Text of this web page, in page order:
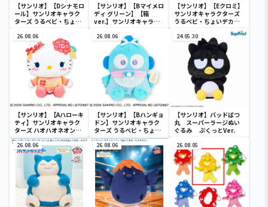
【サンリオ】【Dシナモロ
ール】サンリオキャラク
ターズ うるベビ・ちょい
【サンリオ】【Bマイメロ
ディ グリーン】【箱
ver.】サンリオキャラク
SOFVIMATES～マイメロ
ディ マーメイドver. ～
【サンリオ】【Eクロミ】
サンリオキャラクターズ
うるベビ・ちょいデカド
26.08.06
【サンリオ】【Aハローキ
ティ】サンリオキャラク
ターズ ハオハオネオンタ
ウンドールBIGタイプ1
26.08.06
【サンリオ】【Bハンギョ
ドン】サンリオキャラク
ターズ うるベビ・ちょい
デカドール
24.05.30
【サンリオ】バッドばつ
丸 スーパーラージぬい
ぐるみ ぷくっとVer.
26.08.06 26.08.06 26.08.05